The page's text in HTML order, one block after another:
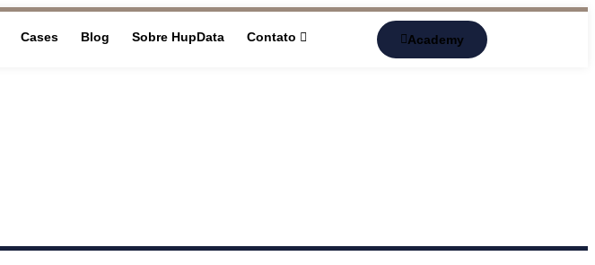
Cases Blog Sobre HupData Contato Academy